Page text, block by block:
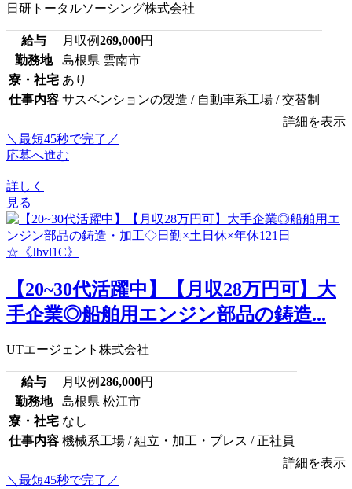
日研トータルソーシング株式会社
給与 月収例269,000円
勤務地
島根県 雲南市
寮・社宅 あり
仕事内容 サスペンションの製造 / 自動車系工場 / 交替制
詳細を表示
＼最短45秒で完了／
応募へ進む
詳しく
見る
【20~30代活躍中】【月収28万円可】大
手企業◎船舶用エンジン部品の鋳造...
UTエージェント株式会社
給与 月収例286,000円
勤務地
島根県 松江市
寮・社宅 なし
仕事内容 機械系工場 / 組立・加工・プレス / 正社員
詳細を表示
＼最短45秒で完了／